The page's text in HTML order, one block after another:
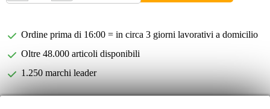
Ordine prima di 16:00 = in circa 3 giorni lavorativi a domicilio
Oltre 48.000 articoli disponibili
1.250 marchi leader